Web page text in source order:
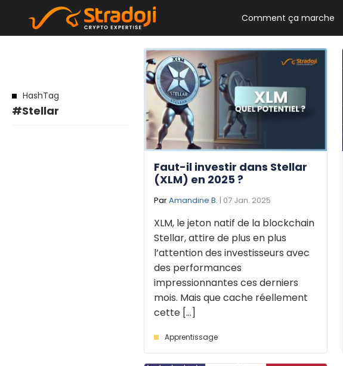
Comment ça marche
HashTag
#Stellar
Faut-il investir dans Stellar
(XLM) en 2025 ?
ParAmandine B. | 07 Jan. 2025
XLM, le jeton natif de la blockchain
Stellar, attire de plus en plus
l’attention des investisseurs avec
des performances
impressionnantes ces derniers
mois. Mais que cache réellement
cette [...]
Apprentissage